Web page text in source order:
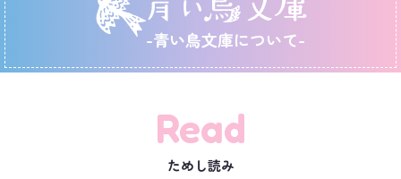
-青い鳥文庫について-
Read
ためし読み